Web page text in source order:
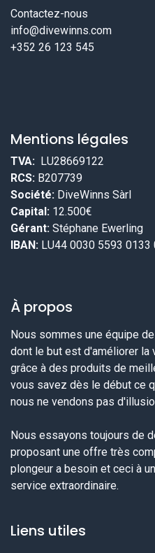
Contactez-nous
info@divewinns.com
+352 26 123 545
Mentions légales
TVA: LU28669122
RCS: B207739
Société: DiveWinns Sàrl
Capital: 12.500€
Gérant: Stéphane Ewerling
IBAN: LU44 0030 5593 0133
À propos
Nous sommes une équipe
dont le but est d'améliorer la
grâce à des produits de
vous savez dès le début ce
nous ne vendons pas
Nous essayons toujours de
proposant une offre très
plongeur a besoin et ceci à
service extraordinaire.
Liens utiles